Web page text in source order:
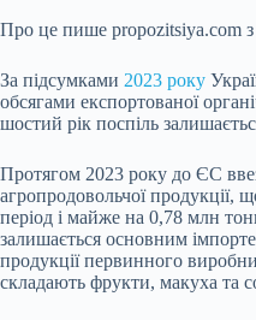
Про це пише propozitsiya.com
За підсумками 2023 року
обсягами експортованої
шостий рік поспіль
Протягом 2023 року до ЄС
агропродовольчої продукції,
період і майже на 0,78 млн
залишається основним
продукції первинного
складають фрукти, макуха та